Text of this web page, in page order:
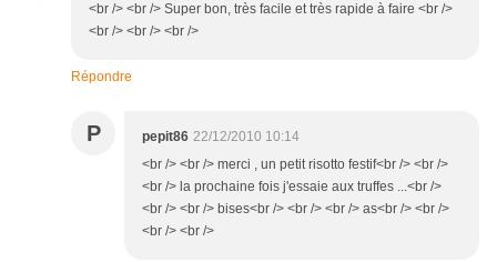
<br /> <br /> Super bon, très facile et très rapide à faire <br />
<br /> <br /> <br />
Répondre
P pepit86 22/12/2010 10:14
<br /> <br /> merci , un petit risotto festif<br /> <br />
<br /> la prochaine fois j'essaie aux truffes ...<br />
<br /> <br /> bises<br /> <br /> <br /> as<br /> <br />
<br /> <br />